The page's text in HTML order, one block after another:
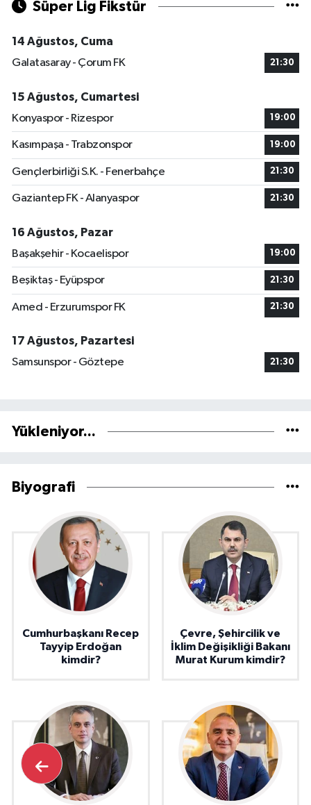
Süper Lig Fikstür
14 Ağustos, Cuma
Galatasaray - Çorum FK
21:30
15 Ağustos, Cumartesi
Konyaspor - Rizespor
19:00
Kasımpaşa - Trabzonspor 19:00
Gençlerbirliği S.K. - Fenerbahçe 21:30
Gaziantep FK - Alanyaspor 21:30
16 Ağustos, Pazar
Başakşehir - Kocaelispor
19:00
Beşiktaş - Eyüpspor 21:30
Amed - Erzurumspor FK 21:30
17 Ağustos, Pazartesi
Samsunspor - Göztepe
21:30
Yükleniyor...
Biyografi
Cumhurbaşkanı Recep
Tayyip Erdoğan
kimdir?
Çevre, Şehircilik ve
İklim Değişikliği Bakanı
Murat Kurum kimdir?